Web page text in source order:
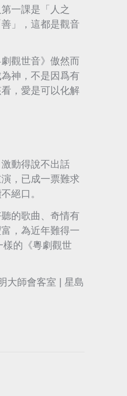
一課是「人之
」，這都是觀音
觀世音》傲然而
神，不是因爲有
，愛是可以化解
動得說不出話
，已成一票難求
絕口。
的歌曲、奇情有
，為近年難得一
樣的《粵劇觀世
大師會客室 | 星島